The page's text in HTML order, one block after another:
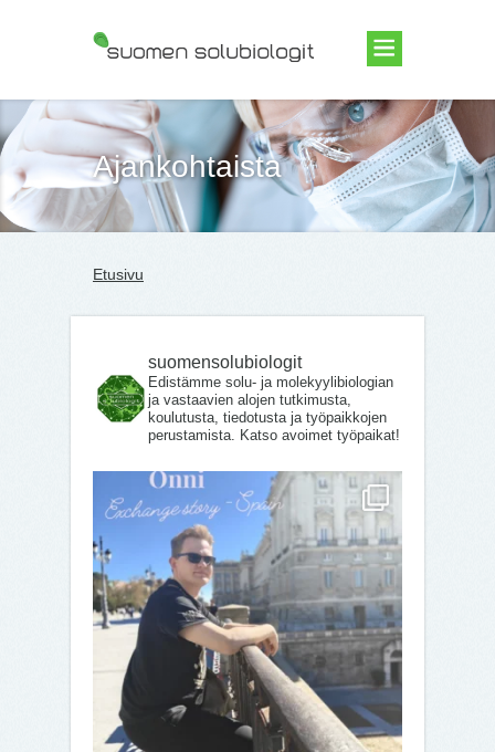
Suomen Solubiologit ry
Ajankohtaista
Etusivu
suomensolubiologit
Edistämme solu- ja molekyylibiologian
ja vastaavien alojen tutkimusta,
koulutusta, tiedotusta ja työpaikkojen
perustamista. Katso avoimet työpaikat!